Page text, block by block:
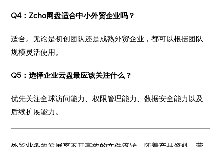
Q4：Zoho网盘适合中小外贸企业吗？
适合。无论是初创团队还是成熟外贸企业，都可以根据团队
规模灵活使用。
Q5：选择企业云盘最应该关注什么？
优先关注全球访问能力、权限管理能力、数据安全能力以及
后续扩展能力。